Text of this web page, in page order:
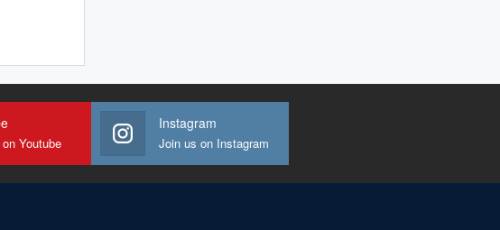
Youtube
Instagram
Join us on Instagram